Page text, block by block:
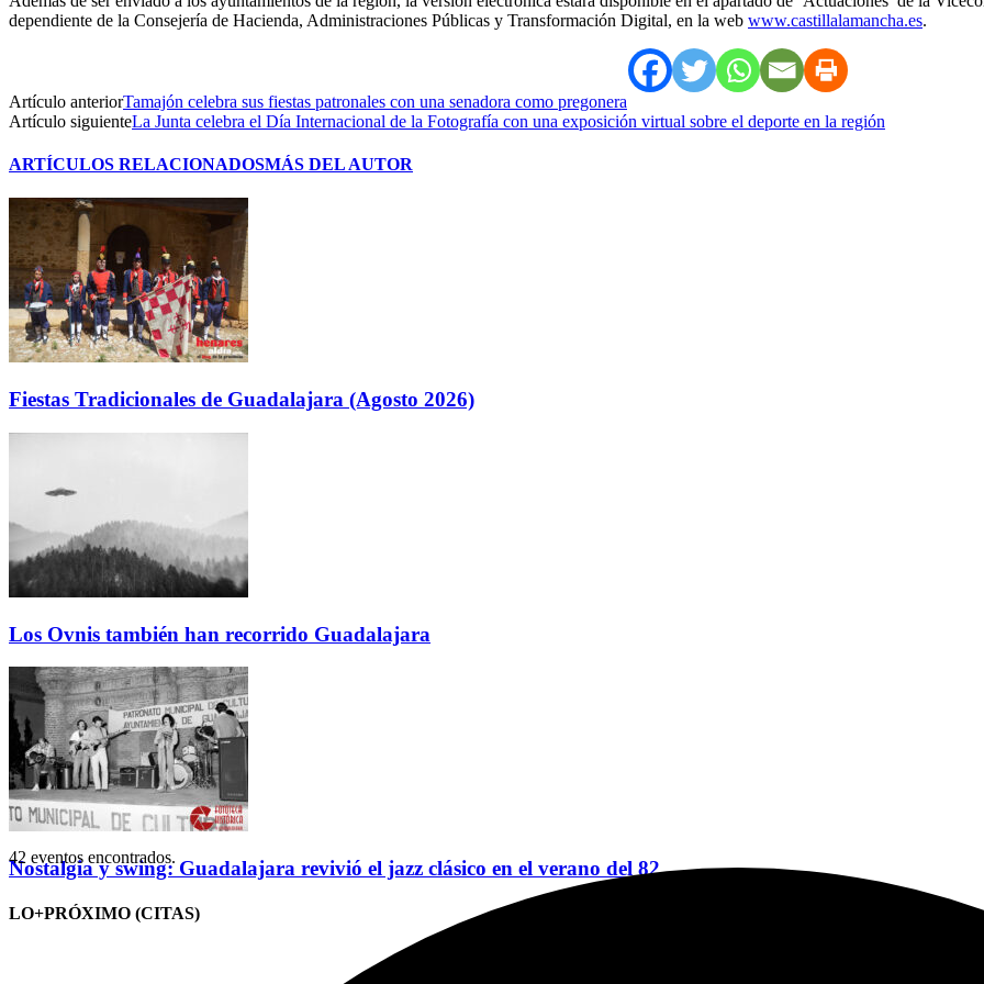
dependiente de la Consejería de Hacienda, Administraciones Públicas y Transformación Digital, en la web www.castillalamancha.es.
Artículo anteriorTamajón celebra sus fiestas patronales con una senadora como pregonera
Artículo siguienteLa Junta celebra el Día Internacional de la Fotografía con una exposición virtual sobre el deporte en la región
ARTÍCULOS RELACIONADOSMÁS DEL AUTOR
Fiestas Tradicionales de Guadalajara (Agosto 2026)
Los Ovnis también han recorrido Guadalajara
Nostalgia y swing: Guadalajara revivió el jazz clásico en el verano del 82
LO+PRÓXIMO (CITAS)
42 eventos encontrados.